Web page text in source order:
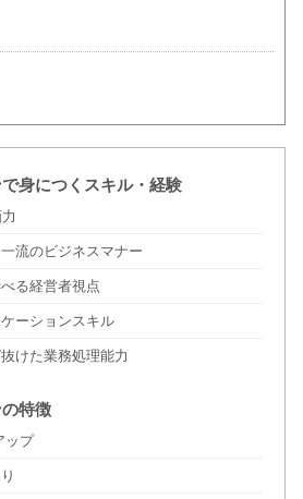
身につくスキル・経験
流のビジネスマナー
る経営者視点
ーションスキル
けた業務処理能力
特徴
ップ